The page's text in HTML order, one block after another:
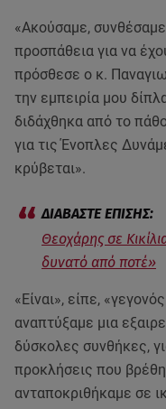
«Ακούσαμε,
προσπάθεια για να
πρόσθεσε ο κ.
την εμπειρία μου
διδάχθηκα από το
για τις Ένοπλες
κρύβεται».
Θεοχάρης σε
δυνατό από ποτέ»
«Είναι», είπε,
αναπτύξαμε μια
δύσκολες συνθήκες,
προκλήσεις που
ανταποκριθήκαμε σε